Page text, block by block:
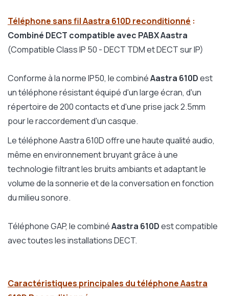
Téléphone sans fil Aastra 610D reconditionné :
Combiné DECT compatible avec PABX Aastra
(Compatible Class IP 50 - DECT TDM et DECT sur IP)
Conforme à la norme IP50, le combinéAastra 610Dest
un téléphone résistant équipé d'un large écran, d'un
répertoire de 200 contacts et d'une prise jack 2.5mm
pour le raccordement d'un casque.
Le téléphone Aastra 610D offre une haute qualité audio,
même en environnement bruyant grâce à une
technologie filtrant les bruits ambiants et adaptant le
volume de la sonnerie et de la conversation en fonction
du milieu sonore.
Téléphone GAP, le combinéAastra 610Dest compatible
avec toutes les installations DECT.
Caractéristiques principales du téléphone Aastra